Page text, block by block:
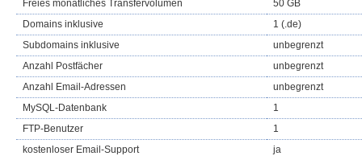
Freies monatliches Transfervolumen
50 GB
Domains inklusive
1 (.de)
Subdomains inklusive
unbegrenzt
Anzahl Postfächer
unbegrenzt
Anzahl Email-Adressen
unbegrenzt
MySQL-Datenbank
1
FTP-Benutzer
1
kostenloser Email-Support
ja